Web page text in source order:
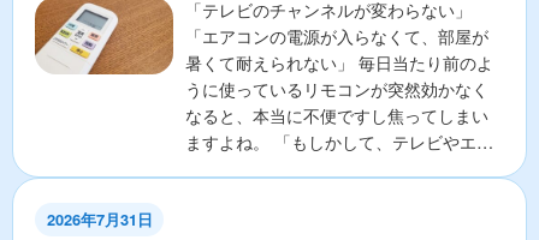
「テレビのチャンネルが変わらない」
「エアコンの電源が入らなくて、部屋が
暑くて耐えられない」 毎日当たり前のよ
うに使っているリモコンが突然効かなく
なると、本当に不便ですし焦ってしまい
ますよね。 「もしかして、テレビやエア
2026年7月31日